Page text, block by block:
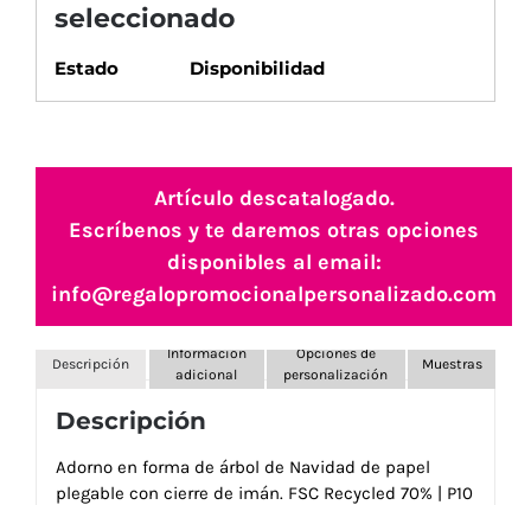
seleccionado
Estado Disponibilidad
Artículo descatalogado.
Escríbenos y te daremos otras opciones
disponibles al email:
info@regalopromocionalpersonalizado.com
Descripción
Información
adicional
Opciones de
personalización
Muestras
Descripción
Adorno en forma de árbol de Navidad de papel
plegable con cierre de imán. FSC Recycled 70% | P10